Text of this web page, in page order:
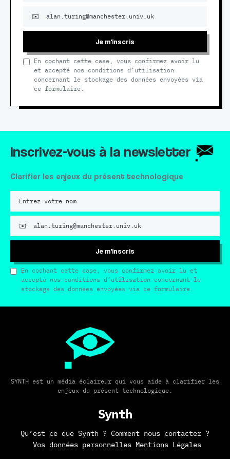
Je m'inscris
En cochant cette case, vous confirmez avoir lu
et accepté nos conditions d’utilisation
concernant le stockage des données envoyées via
ce formulaire.
Inscrivez-vous à la newsletter
Clarifier les enjeux du présent technologique
Je m'inscris
En cochant cette case, vous confirmez avoir lu et
accepté nos conditions d’utilisation concernant le
stockage des données envoyées via ce formulaire.
SYNTH est un média éclaireur qui vous aide à clarifier les
enjeux du présent technologique.
Synth
Qu’est ce que Synth ?
Comment nous contacter ?
Vos données personnelles
Mentions Légales